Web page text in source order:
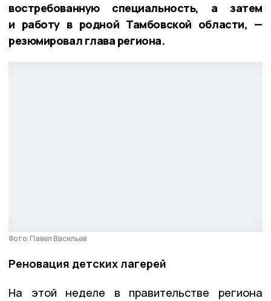
востребованную специальность, а затем
и работу в родной Тамбовской области, —
резюмировал глава региона.
Фото: Павел Васильев
Реновация детских лагерей
На этой неделе в правительстве региона